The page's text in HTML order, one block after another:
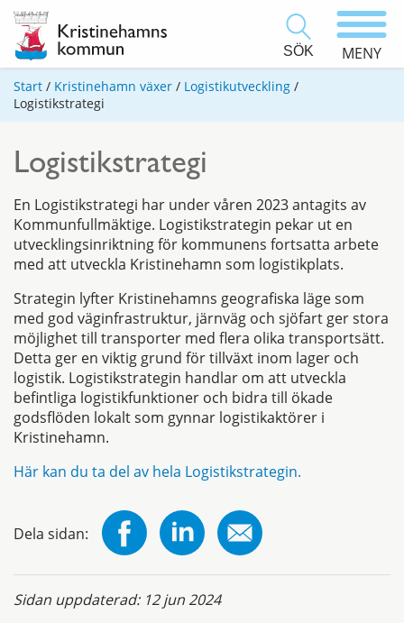
SÖK MENY
Start / Kristinehamn växer / Logistikutveckling /
Logistikstrategi
Logistikstrategi
En Logistikstrategi har under våren 2023 antagits av
Kommunfullmäktige. Logistikstrategin pekar ut en
utvecklingsinriktning för kommunens fortsatta arbete
med att utveckla Kristinehamn som logistikplats.
Strategin lyfter Kristinehamns geografiska läge som
med god väginfrastruktur, järnväg och sjöfart ger stora
möjlighet till transporter med flera olika transportsätt.
Detta ger en viktig grund för tillväxt inom lager och
logistik. Logistikstrategin handlar om att utveckla
befintliga logistikfunktioner och bidra till ökade
godsflöden lokalt som gynnar logistikaktörer i
Kristinehamn.
Här kan du ta del av hela Logistikstrategin.
Dela sidan:
Sidan uppdaterad: 12 jun 2024